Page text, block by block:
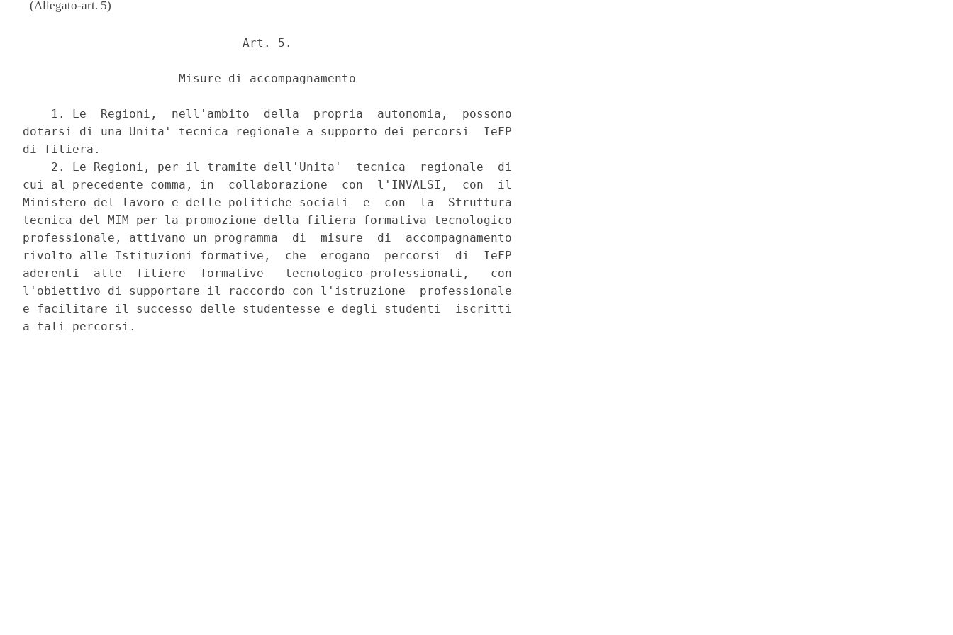
(Allegato-art. 5)
                               Art. 5.
                      Misure di accompagnamento
    1. Le  Regioni,  nell'ambito  della  propria  autonomia,  possono
dotarsi di una Unita' tecnica regionale a supporto dei percorsi  IeFP
di filiera.
    2. Le Regioni, per il tramite dell'Unita'  tecnica  regionale  di
cui al precedente comma, in  collaborazione  con  l'INVALSI,  con  il
Ministero del lavoro e delle politiche sociali  e  con  la  Struttura
tecnica del MIM per la promozione della filiera formativa tecnologico
professionale, attivano un programma  di  misure  di  accompagnamento
rivolto alle Istituzioni formative,  che  erogano  percorsi  di  IeFP
aderenti  alle  filiere  formative   tecnologico-professionali,   con
l'obiettivo di supportare il raccordo con l'istruzione  professionale
e facilitare il successo delle studentesse e degli studenti  iscritti
a tali percorsi.